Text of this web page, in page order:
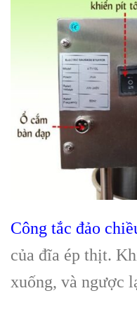
Công tắc đảo
của đĩa ép thịt.
xuống, và ngược